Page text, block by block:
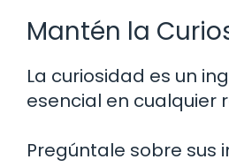
Mantén la
La curiosidad es un
esencial en cualquier
Pregúntale sobre sus